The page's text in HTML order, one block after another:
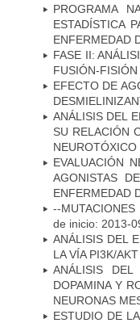
PROGRAMA
ESTADÍSTICA
ENFERMEDAD
FASE II:
FUSIÓN-
EFECTO DE
ANÁLISIS DEL
SU RELACIÓN
NEUROTÓXICO
EVALUACIÓN
AGONISTAS
ENFERMEDAD
--
de inicio: 2013-
ANÁLISIS DEL
LA VÍA PI3K/
ANÁLISIS
DOPAMINA Y
NEURONAS
ESTUDIO DE